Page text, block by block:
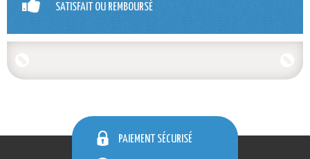
SATISFAIT OU REMBOURSÉ
PAIEMENT SÉCURISÉ